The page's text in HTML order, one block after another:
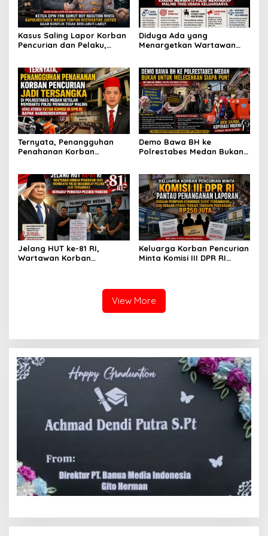
Kasus Saling Lapor Korban
Pencurian dan Pelaku,
Kapolrestabes Medan
Tempuh Restorative Justice
agar Konflik Tak Berlarut-
larut
Diduga Ada yang
Menargetkan Wartawan
Membantu Polisi
Menangkap Maling di Toko
Usaha Keluarganya
Ternyata, Penangguhan
Penahanan Korban
Setelah Membantu Polisi
Menangkap Maling Atas
Atensi Ketua Komisi III DPR
RI Bapak Habiburokhman
Demo Bawa BH ke
Polrestabes Medan Bukan
dan Rasa Kecewa
Lambatnya Penanganan
Pekara di Polrestabes
Medan
Jelang HUT ke-81 RI,
Wartawan Korban
Keluarga Korban Pencurian
Minta Komisi III DPR RI
Perdamaian dan Dugaan
Fitnah Terkait Tuduhan
Pemerasan Rp250 Juta
View More